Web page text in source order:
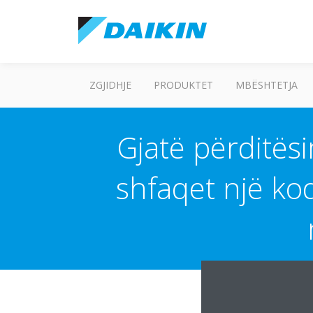
ZGJIDHJE PRODUKTET MBËSHTETJA
Gjatë
shfaqet një